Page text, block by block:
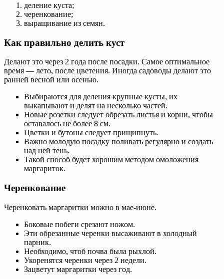
деление куста;
черенкование;
выращивание из семян.
Как правильно делить куст
Делают это через 2 года после посадки. Самое оптимальное
время — лето, после цветения. Иногда садоводы делают это
ранней весной или осенью.
Выбираются для деления крупные кусты, их
выкапывают и делят на несколько частей.
Новые розетки следует обрезать листья и корни, чтобы
оставалось не более 8 см.
Цветки и бутоны следует прищипнуть.
Важно молодую посадку поливать регулярно и создать
над ней тень.
Такой способ будет хорошим методом омоложения
маргариток.
Черенкование
Черенковать маргаритки можно в мае-июне.
Боковые побеги срезают ножом.
Эти обрезанные черенки высаживают в холодный
парник.
Необходимо, чтоб почва была рыхлой.
Укоренятся черенки через 2 недели.
Зацветут маргаритки через год.